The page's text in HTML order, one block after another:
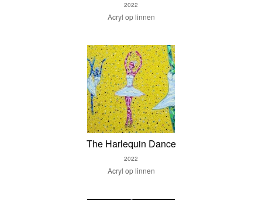
2022
Acryl op linnen
The Harlequin Dance
2022
Acryl op linnen